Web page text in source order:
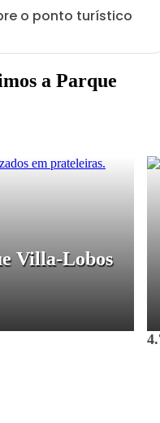
o ponto turístico
a Parque
Villa-Lobos